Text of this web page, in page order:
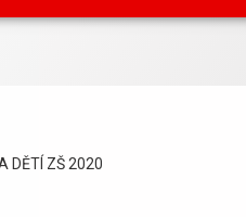
DĚTÍ ZŠ 2020